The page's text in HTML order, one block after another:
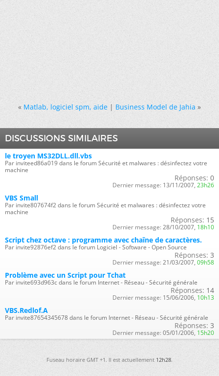
« Matlab, logiciel spm, aide|Business Model de Jahia »
DISCUSSIONS SIMILAIRES
le troyen MS32DLL.dll.vbs
Par inviteed86a019 dans le forum Sécurité et malwares : désinfectez votre
machine
Réponses: 0
Dernier message: 13/11/2007, 23h26
VBS Small
Par invite807674f2 dans le forum Sécurité et malwares : désinfectez votre
machine
Réponses: 15
Dernier message: 28/10/2007, 18h10
Script chez octave : programme avec chaîne de caractères.
Par invite92876ef2 dans le forum Logiciel - Software - Open Source
Réponses: 3
Dernier message: 21/03/2007, 09h58
Problème avec un Script pour Tchat
Par invite693d963c dans le forum Internet - Réseau - Sécurité générale
Réponses: 14
Dernier message: 15/06/2006, 10h13
VBS.Redlof.A
Par invite87654345678 dans le forum Internet - Réseau - Sécurité générale
Réponses: 3
Dernier message: 05/01/2006, 15h20
Fuseau horaire GMT +1. Il est actuellement12h28.